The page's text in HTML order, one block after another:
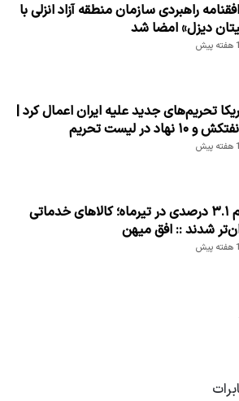
راهبردی سازمان منطقه آزاد انزلی با
دیزل» امضا شد
1 هفته پیش
تحریم‌های جدید علیه ایران اعمال کرد |
1 هفته پیش
ورم ۳.۱ درصدی در تیرماه؛ کالاهای خدماتی
شدند :: افق میهن
1 هفته پیش